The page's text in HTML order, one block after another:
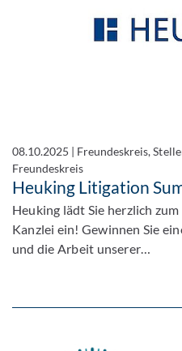
08.10.2025 | Freundeskreis,
Freundeskreis
Heuking Litigation
Heuking lädt Sie herzlich
Kanzlei ein! Gewinnen Sie
und die Arbeit unserer…